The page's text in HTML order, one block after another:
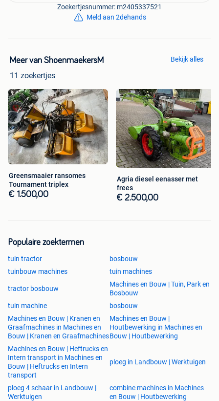
Zoekertjesnummer: m2405337521
Meld aan 2dehands
Meer van ShoenmaekersM
11 zoekertjes
Bekijk alles
Greensmaaier ransomes
Tournament triplex
€ 1.500,00
Agria diesel eenasser met
frees
€ 2.500,00
Populaire zoektermen
tuin tractor
bosbouw
tuinbouw machines
tuin machines
tractor bosbouw
Machines en Bouw | Tuin, Park en
Bosbouw
tuin machine
bosbouw
Machines en Bouw | Kranen en
Graafmachines in Machines en
Bouw | Kranen en Graafmachines
Machines en Bouw |
Houtbewerking in Machines en
Bouw | Houtbewerking
Machines en Bouw | Heftrucks en
Intern transport in Machines en
Bouw | Heftrucks en Intern
transport
ploeg in Landbouw | Werktuigen
ploeg 4 schaar in Landbouw |
Werktuigen
combine machines in Machines
en Bouw | Houtbewerking